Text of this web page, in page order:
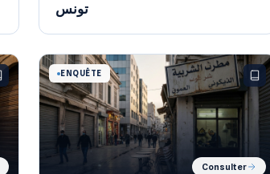
ENQUÊTE
Consulter